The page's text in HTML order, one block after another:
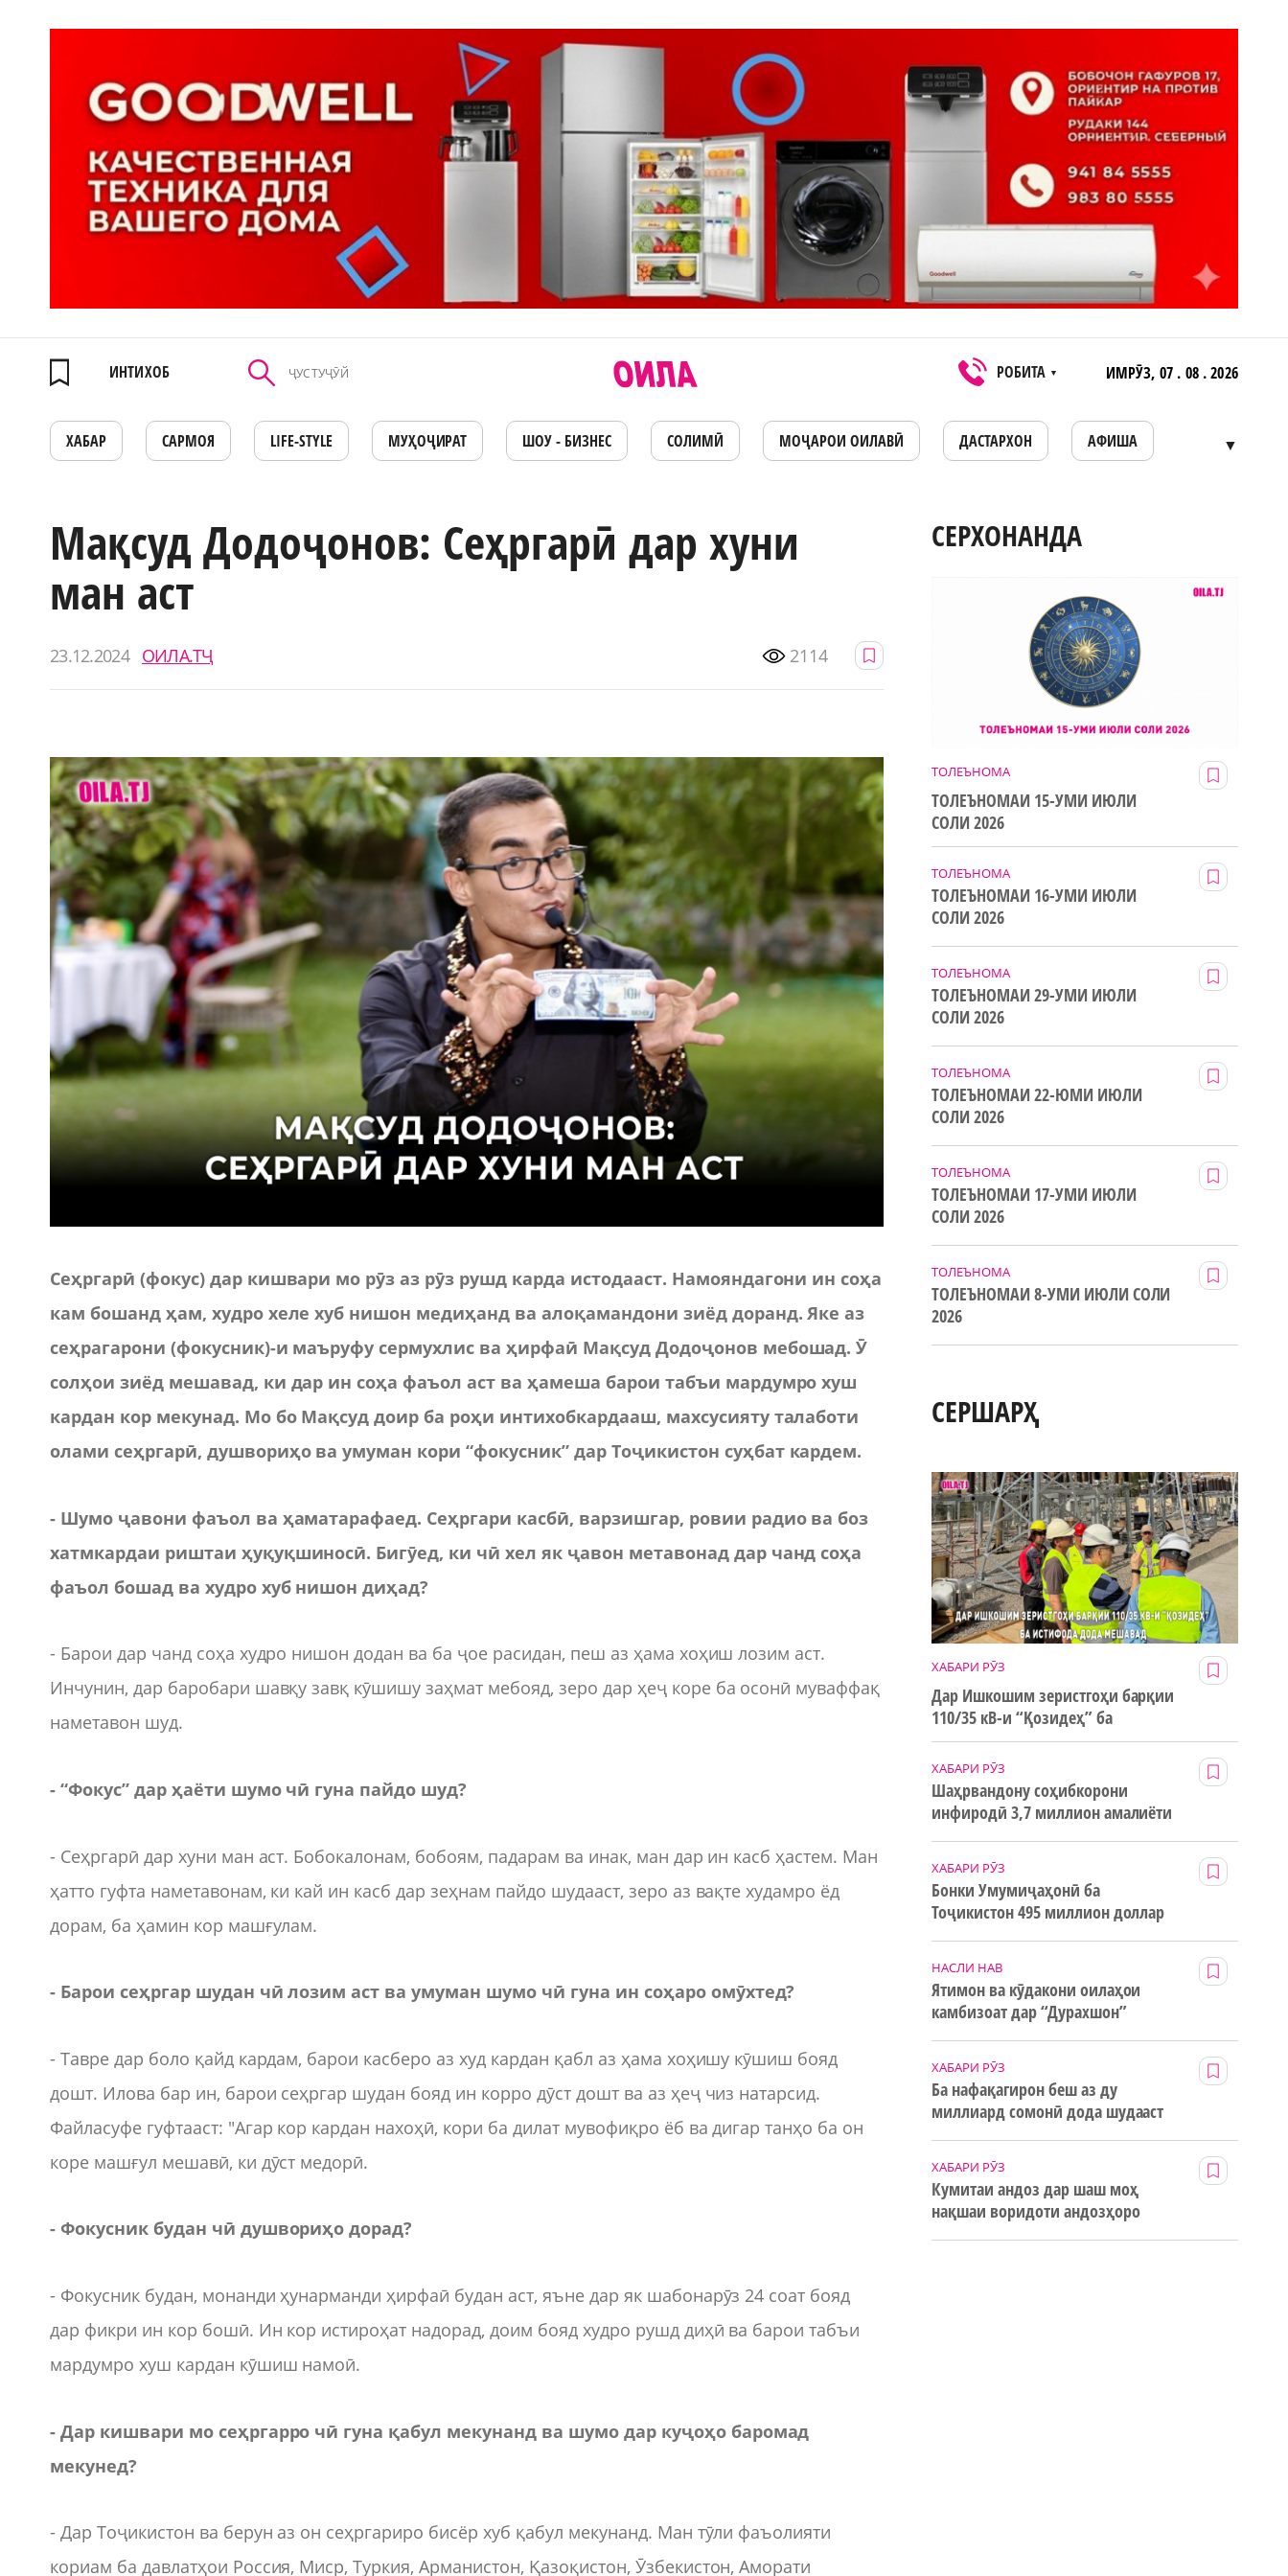
ИНТИХОБ РОБИТА ▼ ИМРӮЗ, 07 . 08 . 2026
ХАБАР САРМОЯ LIFE-STYLE МУҲОҶИРАТ ШОУ - БИЗНЕС СОЛИМӢ МОҶАРОИ ОИЛАВӢ ДАСТАРХОН АФИША ▼
Мақсуд Додоҷонов: Сеҳргарӣ дар хуни
ман аст
23.12.2024 ОИЛА.ТҶ 2114
Сеҳргарӣ (фокус) дар кишвари мо рӯз аз рӯз рушд карда истодааст. Намояндагони ин соҳа
кам бошанд ҳам, худро хеле хуб нишон медиҳанд ва алоқамандони зиёд доранд. Яке аз
сеҳрагарони (фокусник)-и маъруфу сермухлис ва ҳирфаӣ Мақсуд Додоҷонов мебошад. Ӯ
солҳои зиёд мешавад, ки дар ин соҳа фаъол аст ва ҳамеша барои табъи мардумро хуш
кардан кор мекунад. Мо бо Мақсуд доир ба роҳи интихобкардааш, махсусияту талаботи
олами сеҳргарӣ, душвориҳо ва умуман кори “фокусник” дар Тоҷикистон суҳбат кардем.
- Шумо ҷавони фаъол ва ҳаматарафаед. Сеҳргари касбӣ, варзишгар, ровии радио ва боз
хатмкардаи риштаи ҳуқуқшиносӣ. Бигӯед, ки чӣ хел як ҷавон метавонад дар чанд соҳа
фаъол бошад ва худро хуб нишон диҳад?
- Барои дар чанд соҳа худро нишон додан ва ба ҷое расидан, пеш аз ҳама хоҳиш лозим аст.
Инчунин, дар баробари шавқу завқ кӯшишу заҳмат мебояд, зеро дар ҳеҷ коре ба осонӣ муваффақ
наметавон шуд.
- “Фокус” дар ҳаёти шумо чӣ гуна пайдо шуд?
- Сеҳргарӣ дар хуни ман аст. Бобокалонам, бобоям, падарам ва инак, ман дар ин касб ҳастем. Ман
ҳатто гуфта наметавонам, ки кай ин касб дар зеҳнам пайдо шудааст, зеро аз вақте худамро ёд
дорам, ба ҳамин кор машғулам.
- Барои сеҳргар шудан чӣ лозим аст ва умуман шумо чӣ гуна ин соҳаро омӯхтед?
- Тавре дар боло қайд кардам, барои касберо аз худ кардан қабл аз ҳама хоҳишу кӯшиш бояд
дошт. Илова бар ин, барои сеҳргар шудан бояд ин корро дӯст дошт ва аз ҳеҷ чиз натарсид.
Файласуфе гуфтааст: "Агар кор кардан нахоҳӣ, кори ба дилат мувофиқро ёб ва дигар танҳо ба он
коре машғул мешавӣ, ки дӯст медорӣ.
- Фокусник будан чӣ душвориҳо дорад?
- Фокусник будан, монанди ҳунарманди ҳирфаӣ будан аст, яъне дар як шабонарӯз 24 соат бояд
дар фикри ин кор бошӣ. Ин кор истироҳат надорад, доим бояд худро рушд диҳӣ ва барои табъи
мардумро хуш кардан кӯшиш намоӣ.
- Дар кишвари мо сеҳргарро чӣ гуна қабул мекунанд ва шумо дар куҷоҳо баромад
мекунед?
- Дар Тоҷикистон ва берун аз он сеҳргариро бисёр хуб қабул мекунанд. Ман тӯли фаъолияти
кориам ба давлатҳои Россия, Миср, Туркия, Арманистон, Қазоқистон, Ӯзбекистон, Аморати
СЕРХОНАНДА
ТОЛЕЪНОМА
ТОЛЕЪНОМАИ 15-УМИ ИЮЛИ
СОЛИ 2026
ТОЛЕЪНОМА
ТОЛЕЪНОМАИ 16-УМИ ИЮЛИ
СОЛИ 2026
ТОЛЕЪНОМА
ТОЛЕЪНОМАИ 29-УМИ ИЮЛИ
СОЛИ 2026
ТОЛЕЪНОМА
ТОЛЕЪНОМАИ 22-ЮМИ ИЮЛИ
СОЛИ 2026
ТОЛЕЪНОМА
ТОЛЕЪНОМАИ 17-УМИ ИЮЛИ
СОЛИ 2026
ТОЛЕЪНОМА
ТОЛЕЪНОМАИ 8-УМИ ИЮЛИ СОЛИ
2026
СЕРШАРҲ
ХАБАРИ РӮЗ
Дар Ишкошим зеристгоҳи барқии
110/35 кВ-и “Қозидеҳ” ба
истифода дода мешавад
ХАБАРИ РӮЗ
Шаҳрвандону соҳибкорони
инфиродӣ 3,7 миллион амалиёти
ХАБАРИ РӮЗ
Бонки Умумиҷаҳонӣ ба
Тоҷикистон 495 миллион доллар
НАСЛИ НАВ
Ятимон ва кӯдакони оилаҳои
камбизоат дар “Дурахшон”
ХАБАРИ РӮЗ
Ба нафақагирон беш аз ду
миллиард сомонӣ дода шудааст
ХАБАРИ РӮЗ
Кумитаи андоз дар шаш моҳ
нақшаи воридоти андозҳоро